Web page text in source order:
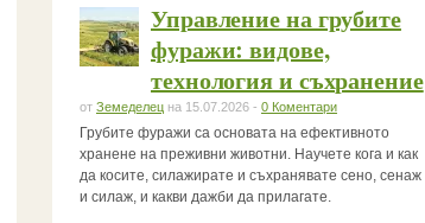
Управление на грубите
фуражи: видове,
технология и съхранение
от Земеделец на 15.07.2026 - 0 Коментари
Грубите фуражи са основата на ефективното
хранене на преживни животни. Научете кога и как
да косите, силажирате и съхранявате сено, сенаж
и силаж, и какви дажби да прилагате.